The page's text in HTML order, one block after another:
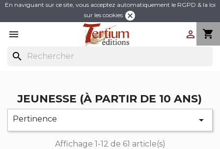
En naviguant sur ce site, vous acceptez automatiquement le RGPD & la loi
sur les cookies cancel

shopping_cart

search
JEUNESSE (À PARTIR DE 10 ANS)
Pertinence 
Affichage 1-12 de 61 article(s)